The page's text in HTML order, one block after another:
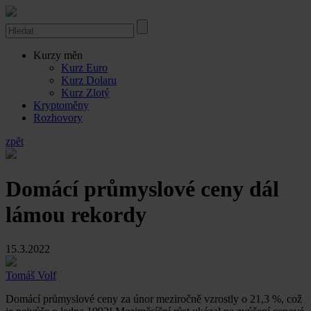
Kurzy měn
Kurz Euro
Kurz Dolaru
Kurz Zlotý
Kryptoměny
Rozhovory
zpět
Domácí průmyslové ceny dál
lámou rekordy
15.3.2022
Tomáš Volf
Domácí průmyslové ceny za únor meziročně vzrostly o 21,3 %, což